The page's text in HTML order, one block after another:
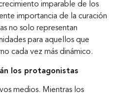
imparable de los
importancia de la curación
no solo representan
para aquellos que
cada vez más dinámico.
los protagonistas
medios. Mientras los